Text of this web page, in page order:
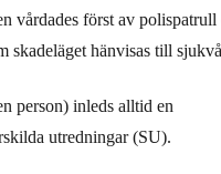
vårdades först av polispatrull
skadeläget hänvisas till
person) inleds alltid en
utredningar (SU).